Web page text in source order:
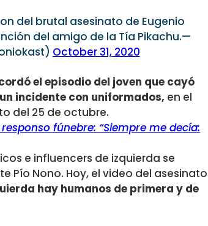
del brutal asesinato de Eugenio
del amigo de la Tía Pikachu.—
October 31, 2020
el episodio del joven que cayó
incidente con uniformados, en el
del 25 de octubre.
fúnebre: “Siempre me decía:
e influencers de izquierda se
Pío Nono. Hoy, el video del asesinato
hay humanos de primera y de